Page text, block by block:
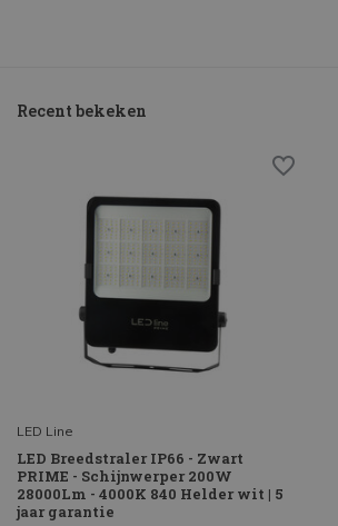
Recent bekeken
LED Line
LED Breedstraler IP66 - Zwart
PRIME - Schijnwerper 200W
28000Lm - 4000K 840 Helder wit | 5
jaar garantie